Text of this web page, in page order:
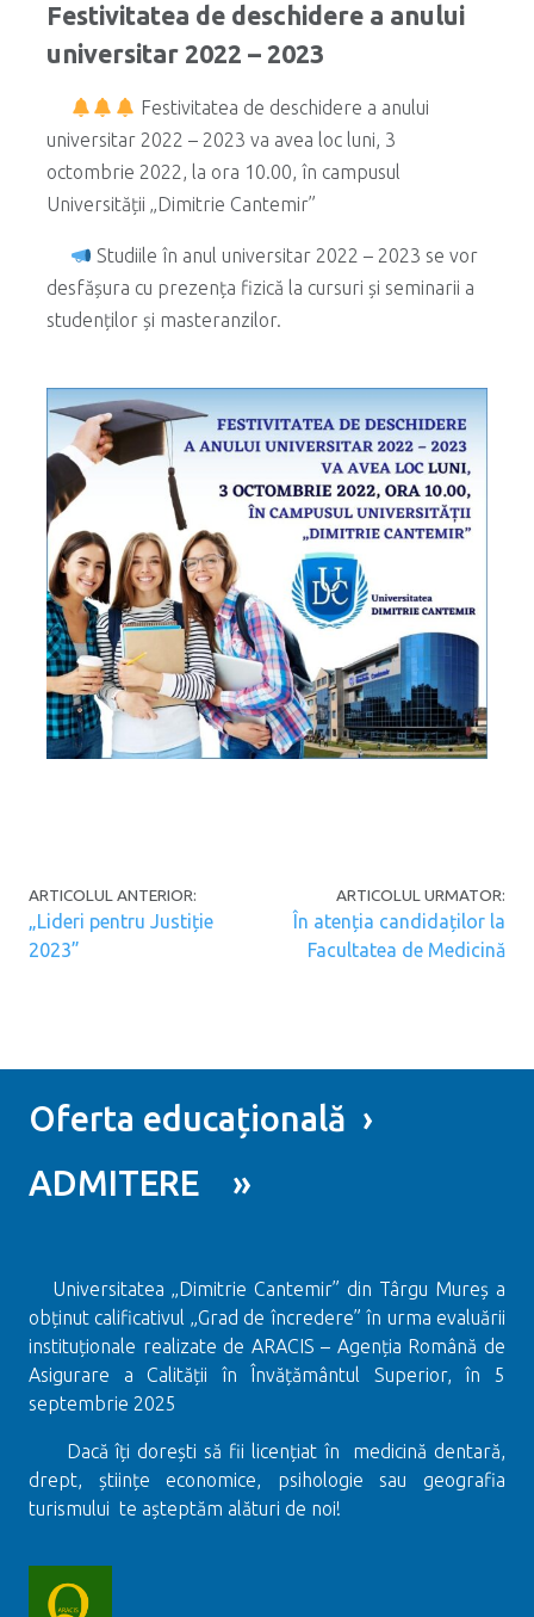
Festivitatea de deschidere a anului
universitar 2022 – 2023
Festivitatea de deschidere a anului
universitar 2022 – 2023 va avea loc luni, 3
octombrie 2022, la ora 10.00, în campusul
Universității „Dimitrie Cantemir”
Studiile în anul universitar 2022 – 2023 se vor
desfășura cu prezența fizică la cursuri și seminarii a
studenților și masteranzilor.
ARTICOLUL ANTERIOR:
„Lideri pentru Justiție
2023”
ARTICOLUL URMATOR:
În atenția candidaților la
Facultatea de Medicină
Oferta educațională ›
ADMITERE »
Universitatea „Dimitrie Cantemir” din Târgu Mureș a
obținut calificativul „Grad de încredere” în urma evaluării
instituționale realizate de ARACIS – Agenția Română de
Asigurare a Calității în Învățământul Superior, în 5
septembrie 2025
Dacă îți dorești să fii licențiat în medicină dentară,
drept, științe economice, psihologie sau geografia
turismului te așteptăm alături de noi!